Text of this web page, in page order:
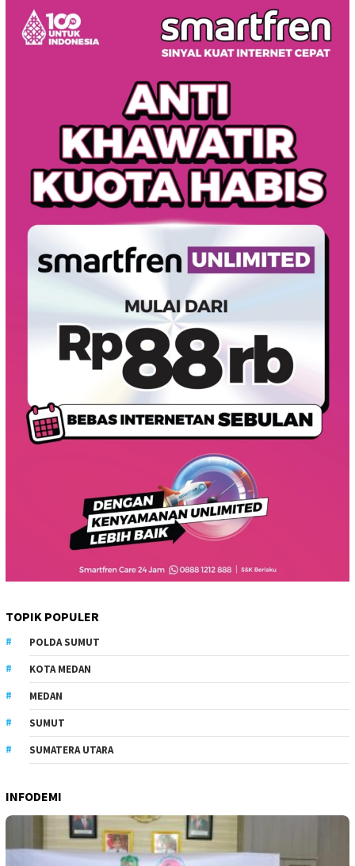
TOPIK POPULER
POLDA SUMUT
KOTA MEDAN
MEDAN
SUMUT
SUMATERA UTARA
INFODEMI